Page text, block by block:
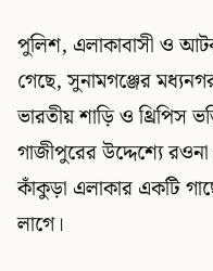
পুলিশ, এলাকাবাসী ও
গেছে, সুনামগঞ্জের
ভারতীয় শাড়ি ও থ্রিপিস
গাজীপুরের উদ্দেশ্যে
কাঁকুড়া এলাকার একটি
লাগে।